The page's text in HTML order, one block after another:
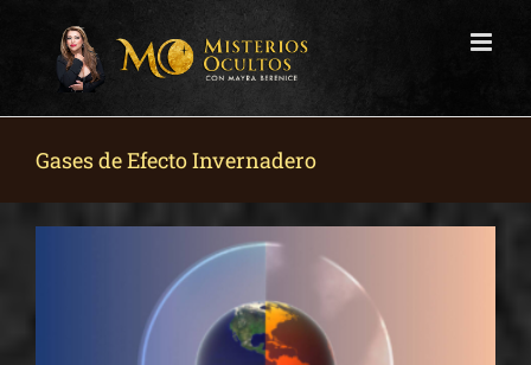
Gases de Efecto Invernadero